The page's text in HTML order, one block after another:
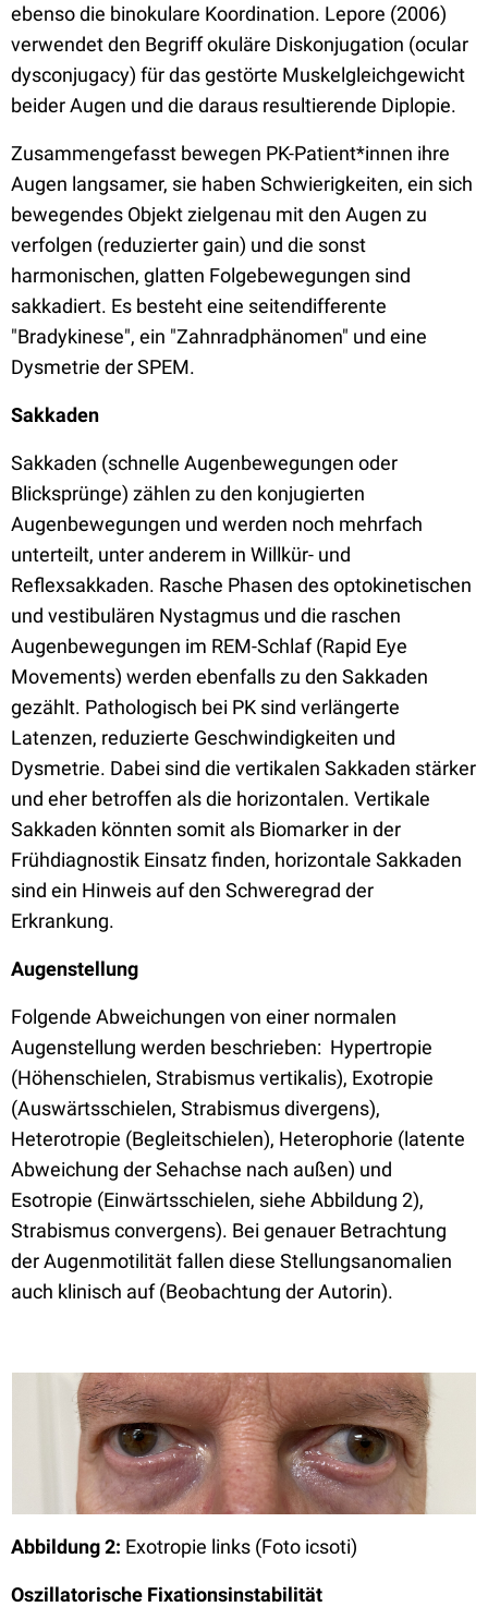
ebenso die binokulare Koordination. Lepore (2006)
verwendet den Begriff okuläre Diskonjugation (ocular
dysconjugacy) für das gestörte Muskelgleichgewicht
beider Augen und die daraus resultierende Diplopie.
Zusammengefasst bewegen PK-Patient*innen ihre
Augen langsamer, sie haben Schwierigkeiten, ein sich
bewegendes Objekt zielgenau mit den Augen zu
verfolgen (reduzierter gain) und die sonst
harmonischen, glatten Folgebewegungen sind
sakkadiert. Es besteht eine seitendifferente
"Bradykinese", ein "Zahnradphänomen" und eine
Dysmetrie der SPEM.
Sakkaden
Sakkaden (schnelle Augenbewegungen oder
Blicksprünge) zählen zu den konjugierten
Augenbewegungen und werden noch mehrfach
unterteilt, unter anderem in Willkür- und
Reflexsakkaden. Rasche Phasen des optokinetischen
und vestibulären Nystagmus und die raschen
Augenbewegungen im REM-Schlaf (Rapid Eye
Movements) werden ebenfalls zu den Sakkaden
gezählt. Pathologisch bei PK sind verlängerte
Latenzen, reduzierte Geschwindigkeiten und
Dysmetrie. Dabei sind die vertikalen Sakkaden stärker
und eher betroffen als die horizontalen. Vertikale
Sakkaden könnten somit als Biomarker in der
Frühdiagnostik Einsatz finden, horizontale Sakkaden
sind ein Hinweis auf den Schweregrad der
Erkrankung.
Augenstellung
Folgende Abweichungen von einer normalen
Augenstellung werden beschrieben: Hypertropie
(Höhenschielen, Strabismus vertikalis), Exotropie
(Auswärtsschielen, Strabismus divergens),
Heterotropie (Begleitschielen), Heterophorie (latente
Abweichung der Sehachse nach außen) und
Esotropie (Einwärtsschielen, siehe Abbildung 2),
Strabismus convergens). Bei genauer Betrachtung
der Augenmotilität fallen diese Stellungsanomalien
auch klinisch auf (Beobachtung der Autorin).
Abbildung 2: Exotropie links (Foto icsoti)
Oszillatorische Fixationsinstabilität